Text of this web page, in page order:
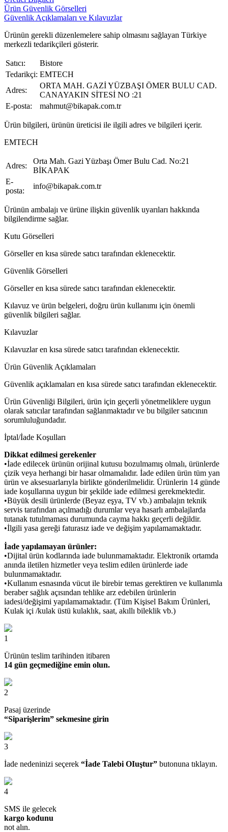
Ürün Güvenlik Görselleri
Güvenlik Açıklamaları ve Kılavuzlar
Ürünün gerekli düzenlemelere sahip olmasını sağlayan Türkiye
merkezli tedarikçileri gösterir.
Satıcı:
Bistore
Tedarikçi: EMTECH
Adres:
ORTA MAH. GAZİ YÜZBAŞI ÖMER BULU CAD.
CANAYAKIN SİTESİ NO :21
E-posta:
mahmut@bikapak.com.tr
Ürün bilgileri, ürünün üreticisi ile ilgili adres ve bilgileri içerir.
EMTECH
Adres:
Orta Mah. Gazi Yüzbaşı Ömer Bulu Cad. No:21
BİKAPAK
E-
posta:
info@bikapak.com.tr
Ürünün ambalajı ve ürüne ilişkin güvenlik uyarıları hakkında
bilgilendirme sağlar.
Kutu Görselleri
Görseller en kısa sürede satıcı tarafından eklenecektir.
Güvenlik Görselleri
Görseller en kısa sürede satıcı tarafından eklenecektir.
Kılavuz ve ürün belgeleri, doğru ürün kullanımı için önemli
güvenlik bilgileri sağlar.
Kılavuzlar
Kılavuzlar en kısa sürede satıcı tarafından eklenecektir.
Ürün Güvenlik Açıklamaları
Güvenlik açıklamaları en kısa sürede satıcı tarafından eklenecektir.
Ürün Güvenliği Bilgileri, ürün için geçerli yönetmeliklere uygun
olarak satıcılar tarafından sağlanmaktadır ve bu bilgiler satıcının
sorumluluğundadır.
İptal/İade Koşulları
Dikkat edilmesi gerekenler
•İade edilecek ürünün orijinal kutusu bozulmamış olmalı, ürünlerde
çizik veya herhangi bir hasar olmamalıdır. İade edilen ürün tüm yan
ürün ve aksesuarlarıyla birlikte gönderilmelidir. Ürünlerin 14 günde
iade koşullarına uygun bir şekilde iade edilmesi gerekmektedir.
•Büyük desili ürünlerde (Beyaz eşya, TV vb.) ambalajın teknik
servis tarafından açılmadığı durumlar veya hasarlı ambalajlarda
tutanak tutulmaması durumunda cayma hakkı geçerli değildir.
•İlgili yasa gereği faturasız iade ve değişim yapılamamaktadır.
İade yapılamayan ürünler:
•Dijital ürün kodlarında iade bulunmamaktadır. Elektronik ortamda
anında iletilen hizmetler veya teslim edilen ürünlerde iade
bulunmamaktadır.
•Kullanım esnasında vücut ile birebir temas gerektiren ve kullanımla
beraber sağlık açısından tehlike arz edebilen ürünlerin
iadesi/değişimi yapılamamaktadır. (Tüm Kişisel Bakım Ürünleri,
Kulak içi /kulak üstü kulaklık, saat, akıllı bileklik vb.)
1
Ürünün teslim tarihinden itibaren
14 gün geçmediğine emin olun.
2
Pasaj üzerinde
“Siparişlerim” sekmesine girin
3
İade nedeninizi seçerek “İade Talebi OIuştur” butonuna tıklayın.
4
SMS ile gelecek
kargo kodunu
not alın.